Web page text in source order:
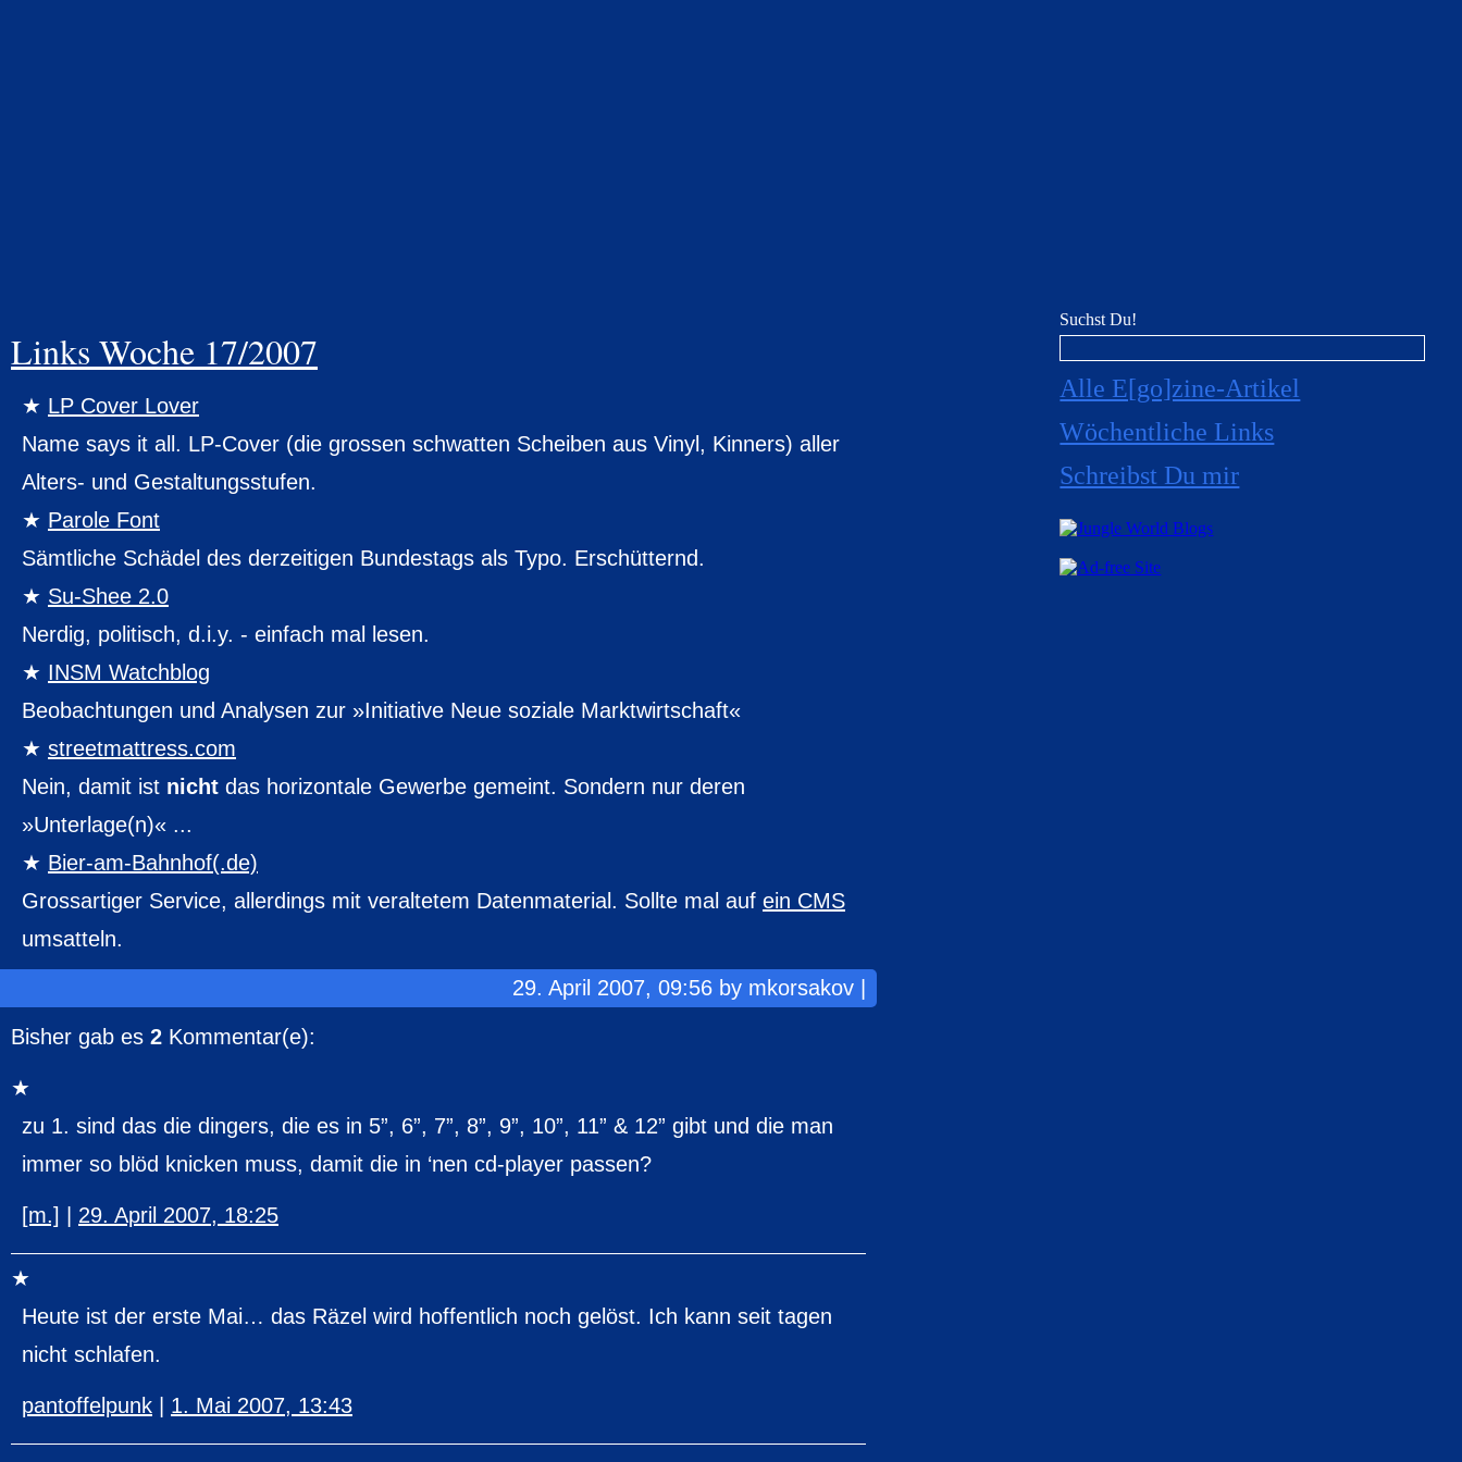
Links Woche 17/2007
LP Cover Lover
Name says it all. LP-Cover (die grossen schwatten Scheiben aus Vinyl, Kinners) aller
Alters- und Gestaltungsstufen.
Parole Font
Sämtliche Schädel des derzeitigen Bundestags als Typo. Erschütternd.
Su-Shee 2.0
Nerdig, politisch, d.i.y. - einfach mal lesen.
INSM Watchblog
Beobachtungen und Analysen zur »Initiative Neue soziale Marktwirtschaft«
streetmattress.com
Nein, damit ist nicht das horizontale Gewerbe gemeint. Sondern nur deren
»Unterlage(n)« ...
Bier-am-Bahnhof(.de)
Grossartiger Service, allerdings mit veraltetem Datenmaterial. Sollte mal auf ein CMS
umsatteln.
29. April 2007, 09:56 by mkorsakov |
Bisher gab es 2 Kommentar(e):
zu 1. sind das die dingers, die es in 5”, 6”, 7”, 8”, 9”, 10”, 11” & 12” gibt und die man
immer so blöd knicken muss, damit die in ‘nen cd-player passen?
[m.] 29. April 2007, 18:25
Heute ist der erste Mai… das Räzel wird hoffentlich noch gelöst. Ich kann seit tagen
nicht schlafen.
pantoffelpunk 1. Mai 2007, 13:43
Suchst Du!
Alle E[go]zine-Artikel
Wöchentliche Links
Schreibst Du mir